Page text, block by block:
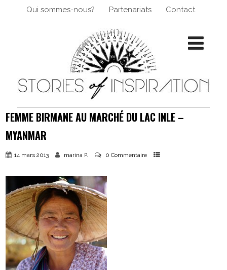
Qui sommes-nous? Partenariats Contact
FEMME BIRMANE AU MARCHÉ DU LAC INLE –
MYANMAR
14 mars 2013 marina P. 0 Commentaire